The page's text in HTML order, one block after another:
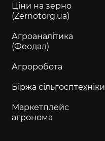
Ціни на зерно
(Zernotorg.ua)
Агроаналітика
(Феодал)
Агроробота
Біржа сільгосптехніки
Маркетплейс
агронома